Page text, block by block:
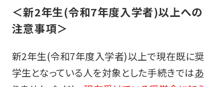
＜新2年生(令和7年度入学者)以上への
注意事項＞
新2年生(令和7年度入学者)以上で現在既に奨
学生となっている人を対象とした手続きではあ